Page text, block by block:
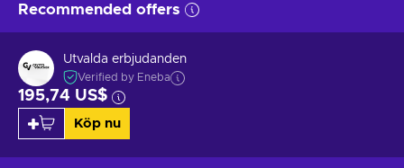
Recommended offers
Utvalda erbjudanden
Verified by Eneba
195,74 US$
Köp nu